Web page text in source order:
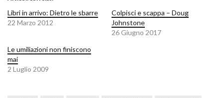
Libri in arrivo: Dietro le sbarre
22 Marzo 2012
Colpisci e scappa – Doug
Johnstone
26 Giugno 2017
Le umiliazioni non finiscono
mai
2 Luglio 2009